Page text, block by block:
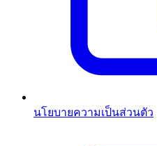
นโยบายความเป็นส่วนตัว